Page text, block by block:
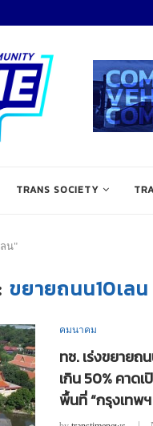
TRANS SOCIETY
ลน"
ขยายถนน10เลน
คมนาคม
ทช. เร่งขยายถ
เกิน 50% คาด
พื้นที่ “กรุงเทพ